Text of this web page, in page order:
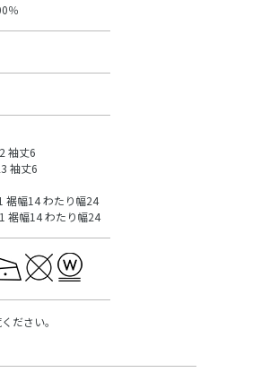
％
袖丈6
袖丈6
裾幅14 わたり幅24
裾幅14 わたり幅24
ださい。